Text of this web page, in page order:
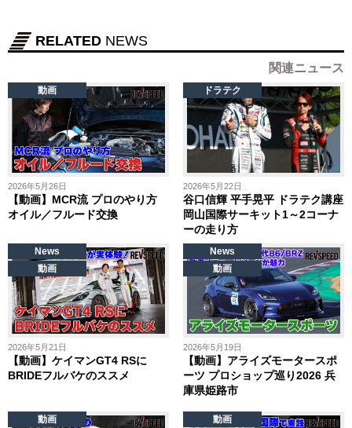
RELATED NEWS
関連ニュース
2026年5月26日
【動画】MCR流 プロのやり方
オイル／フルード交換
動画
2026年5月22日
谷口信輝 平手晃平 ドラテク講座
岡山国際サーキット1～2コーナ
ーの走り方
ドラテク
2026年5月21日
【動画】ケイマンGT4 RSに
BRIDEフルバケのススメ
News
動画
2026年5月19日
【動画】アライズモータースポ
ーツ プロショップ巡り2026 兵
庫県姫路市
News
動画
動画 動画